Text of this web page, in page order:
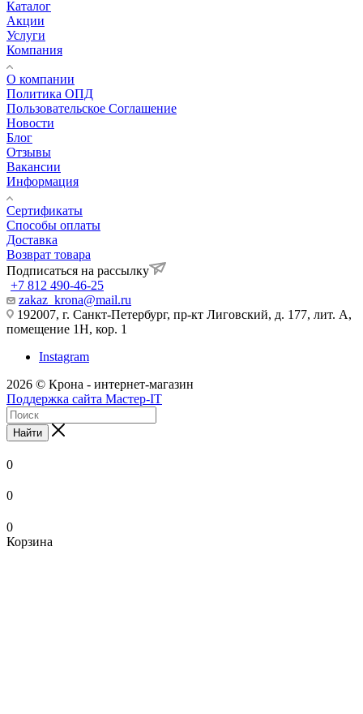
Каталог
Акции
Услуги
Компания
О компании
Политика ОПД
Пользовательское Соглашение
Новости
Блог
Отзывы
Вакансии
Информация
Сертификаты
Способы оплаты
Доставка
Возврат товара
Подписаться на рассылку
+7 812 490-46-25
zakaz_krona@mail.ru
192007, г. Санкт-Петербург, пр-кт Лиговский, д. 177, лит. А,
помещение 1Н, кор. 1
Instagram
2026 © Крона - интернет-магазин
Поддержка сайта Мастер-IT
Найти
0
0
0
Корзина